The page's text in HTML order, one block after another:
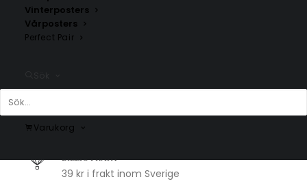
Vinterposters
Vårposters
Perfect Pair
Varukorg
Grötö
Fr.200.00
1-2 arbetsdagar
BILLIG FRAKT
39 kr i frakt inom Sverige